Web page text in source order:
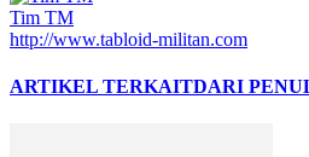
Tim TM
http://www.tabloid-militan.com
ARTIKEL TERKAITDARI